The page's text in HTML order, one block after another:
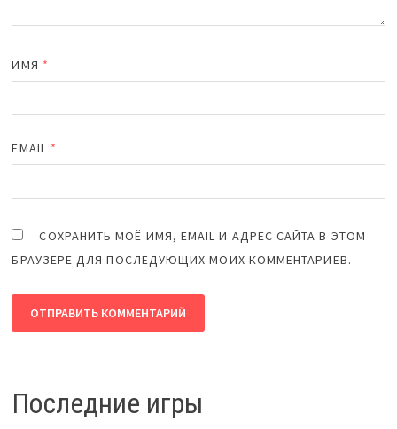
ИМЯ *
EMAIL *
СОХРАНИТЬ МОЁ ИМЯ, EMAIL И АДРЕС САЙТА В ЭТОМ
БРАУЗЕРЕ ДЛЯ ПОСЛЕДУЮЩИХ МОИХ КОММЕНТАРИЕВ.
Последние игры